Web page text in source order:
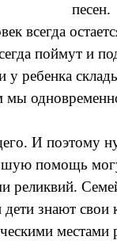
песен.
всегда
поймут и
у ребенка
мы
. И поэтому
помощь
реликвий.
дети знают свои
местами